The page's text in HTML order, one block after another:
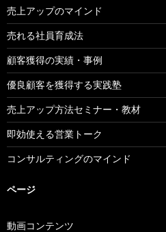
売上アップのマインド
売れる社員育成法
顧客獲得の実績・事例
優良顧客を獲得する実践塾
売上アップ方法セミナー・教材
即効使える営業トーク
コンサルティングのマインド
ページ
動画コンテンツ